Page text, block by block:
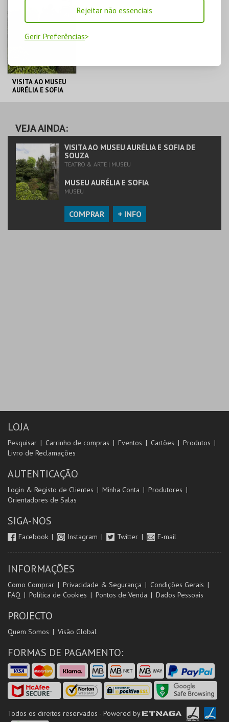
Rejeitar não essenciais
Gerir Preferências
VISITA AO MUSEU
AURÉLIA E SOFIA
SOFIA
MAIS INFO
COMPRAR
VEJA AINDA:
VISITA AO MUSEU AURÉLIA E SOFIA DE
SOUZA
TEATRO & ARTE | MUSEU
MUSEU AURÉLIA E SOFIA
MUSEU
COMPRAR + INFO
LOJA
Pesquisar Carrinho de compras Eventos Cartões
Produtos
Livro de Reclamações
AUTENTICAÇÃO
Login & Registo de Clientes Minha Conta
Produtores
Orientadores de Salas
SIGA-NOS
Facebook Instagram Twitter E-mail
INFORMAÇÕES
Como Comprar Privacidade & Segurança
Condições Gerais
FAQ
Política de Cookies Pontos de Venda Dados Pessoais
PROJECTO
Quem Somos Visão Global
FORMAS DE PAGAMENTO:
Todos os direitos reservados - Powered by ETNAGA